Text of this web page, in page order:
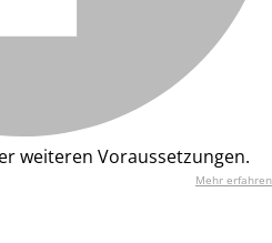
weiteren Voraussetzungen.
Mehr erfahren